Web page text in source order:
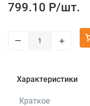
799.10 Р/шт.
– +
Характеристики
Краткое